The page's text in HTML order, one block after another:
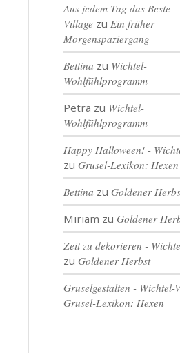
Aus jedem Tag das Beste
Village zu Ein früher
Morgenspaziergang
Bettina zu Wichtel-
Wohlfühlprogramm
Petra zu Wichtel-
Wohlfühlprogramm
Happy Halloween! -
zuGrusel-Lexikon: Hexen
Bettina zuGoldener
Miriam zuGoldener
Zeit zu dekorieren -
zuGoldener Herbst
Gruselgestalten - Wichtel-
Grusel-Lexikon: Hexen